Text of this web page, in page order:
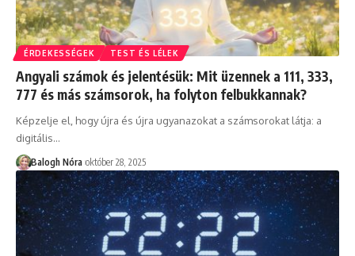
ÉRDEKESSÉGEK TEST ÉS LÉLEK
Angyali számok és jelentésük: Mit üzennek a 111, 333,
777 és más számsorok, ha folyton felbukkannak?
Képzelje el, hogy újra és újra ugyanazokat a számsorokat látja: a
digitális…
Balogh Nóra október 28, 2025